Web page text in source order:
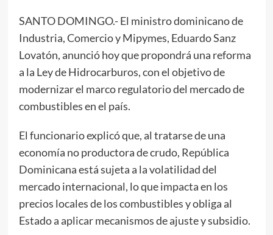
SANTO DOMINGO.- El ministro dominicano de
Industria, Comercio y Mipymes, Eduardo Sanz
Lovatón, anunció hoy que propondrá una reforma
a la Ley de Hidrocarburos, con el objetivo de
modernizar el marco regulatorio del mercado de
combustibles en el país.
El funcionario explicó que, al tratarse de una
economía no productora de crudo, República
Dominicana está sujeta a la volatilidad del
mercado internacional, lo que impacta en los
precios locales de los combustibles y obliga al
Estado a aplicar mecanismos de ajuste y subsidio.